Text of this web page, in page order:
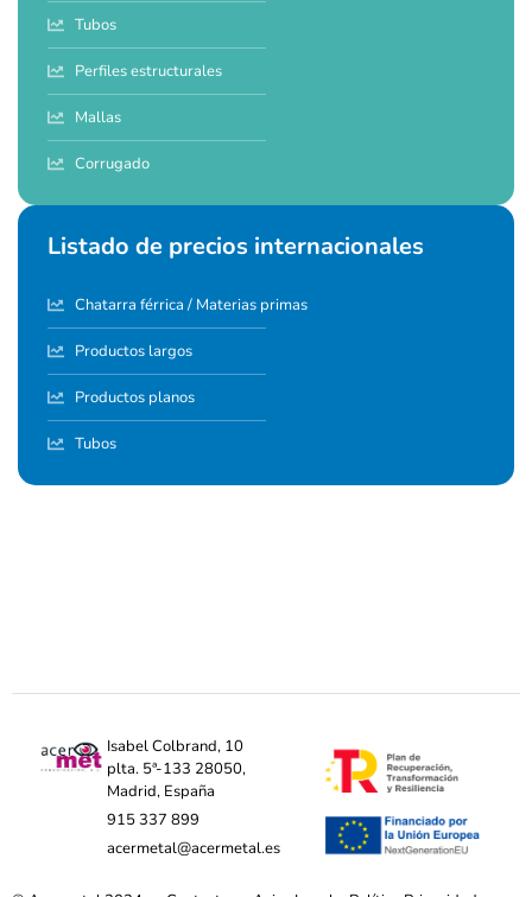
Tubos
Perfiles estructurales
Mallas
Corrugado
Listado de precios internacionales
Chatarra férrica / Materias primas
Productos largos
Productos planos
Tubos
Isabel Colbrand, 10
plta. 5ª-133 28050,
Madrid, España
915 337 899
acermetal@acermetal.es